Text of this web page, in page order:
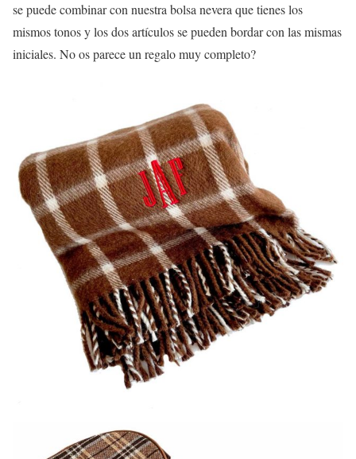
se puede combinar con nuestra bolsa nevera que tienes los
mismos tonos y los dos artículos se pueden bordar con las mismas
iniciales. No os parece un regalo muy completo?